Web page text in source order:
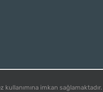
©2021 |
kullanımına imkan